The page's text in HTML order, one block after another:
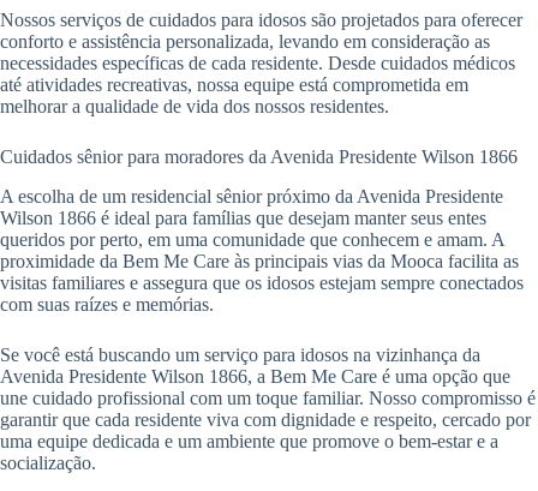
Nossos serviços de cuidados para idosos são projetados para oferecer
conforto e assistência personalizada, levando em consideração as
necessidades específicas de cada residente. Desde cuidados médicos
até atividades recreativas, nossa equipe está comprometida em
melhorar a qualidade de vida dos nossos residentes.
Cuidados sênior para moradores da Avenida Presidente Wilson 1866
A escolha de um residencial sênior próximo da Avenida Presidente
Wilson 1866 é ideal para famílias que desejam manter seus entes
queridos por perto, em uma comunidade que conhecem e amam. A
proximidade da Bem Me Care às principais vias da Mooca facilita as
visitas familiares e assegura que os idosos estejam sempre conectados
com suas raízes e memórias.
Se você está buscando um serviço para idosos na vizinhança da
Avenida Presidente Wilson 1866, a Bem Me Care é uma opção que
une cuidado profissional com um toque familiar. Nosso compromisso é
garantir que cada residente viva com dignidade e respeito, cercado por
uma equipe dedicada e um ambiente que promove o bem-estar e a
socialização.